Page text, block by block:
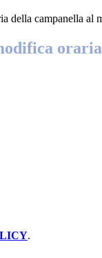
della campanella al
.